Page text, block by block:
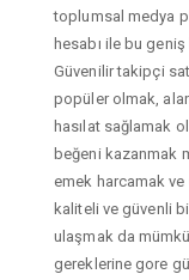
toplumsal medya
hesabı ile bu geniş
Güvenilir takipçi
popüler olmak,
hasılat sağlamak
beğeni kazanmak
emek harcamak
kaliteli ve güvenli
ulaşmak da
gereklerine gore